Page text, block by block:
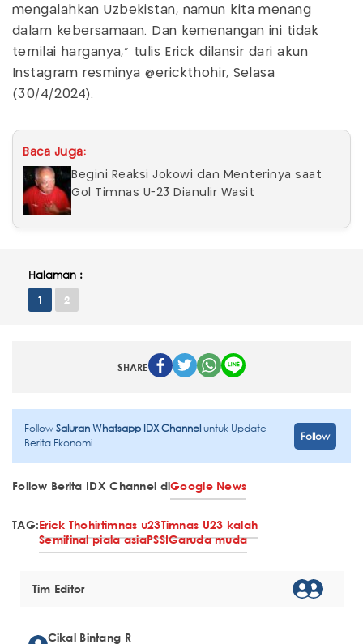
mengalahkan Uzbekistan, namun kita menang
dalam kebersamaan. Dan kemenangan ini tidak
ternilai harganya,” tulis Erick dilansir dari akun
Instagram resminya @erickthohir, Selasa
(30/4/2024).
Baca Juga:
Begini Reaksi Jokowi dan Menterinya saat
Gol Timnas U-23 Dianulir Wasit
Halaman :
1 2
SHARE
FollowSaluran Whatsapp IDX Channeluntuk Update
Berita Ekonomi
Follow
Follow Berita IDX Channel diGoogle News
TAG:Erick Thohirtimnas u23Timnas U23 kalah
Semifinal piala asiaPSSIGaruda muda
Tim Editor
Cikal Bintang R